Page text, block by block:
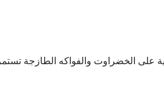
الخضراوت والفواكه الطازجة